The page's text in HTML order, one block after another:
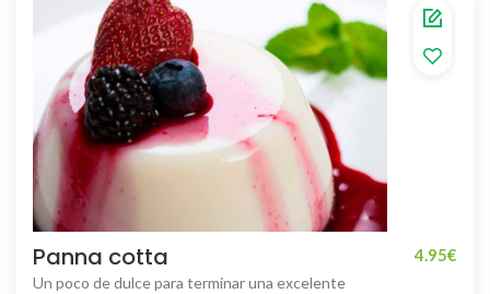
Panna cotta 4.95€
Un poco de dulce para terminar una excelente